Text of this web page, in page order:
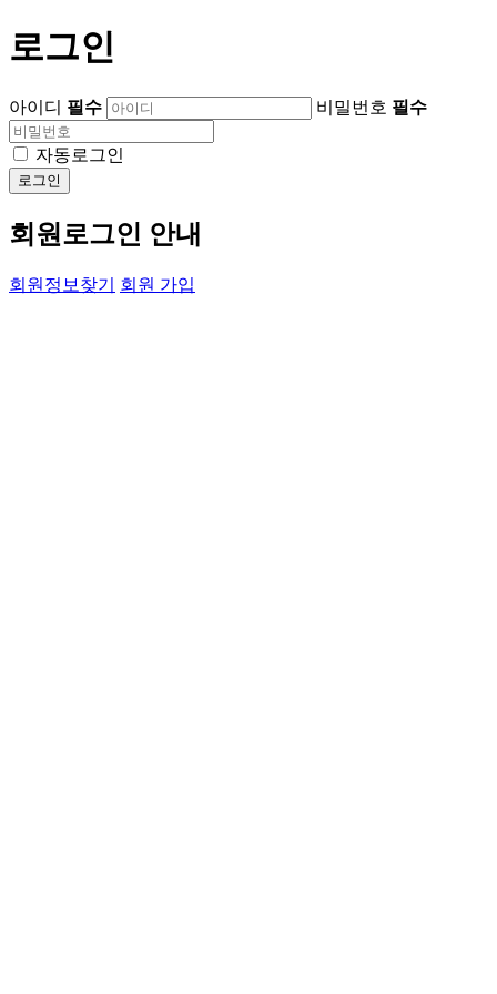
로그인
아이디 필수 비밀번호 필수
자동로그인
로그인
회원로그인 안내
회원정보찾기 회원 가입